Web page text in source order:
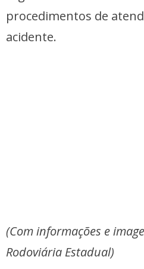
procedimentos de
acidente.
(Com informações e
Rodoviária Estadual)